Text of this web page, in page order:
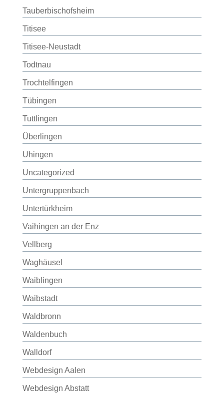
Tauberbischofsheim
Titisee
Titisee-Neustadt
Todtnau
Trochtelfingen
Tübingen
Tuttlingen
Überlingen
Uhingen
Uncategorized
Untergruppenbach
Untertürkheim
Vaihingen an der Enz
Vellberg
Waghäusel
Waiblingen
Waibstadt
Waldbronn
Waldenbuch
Walldorf
Webdesign Aalen
Webdesign Abstatt